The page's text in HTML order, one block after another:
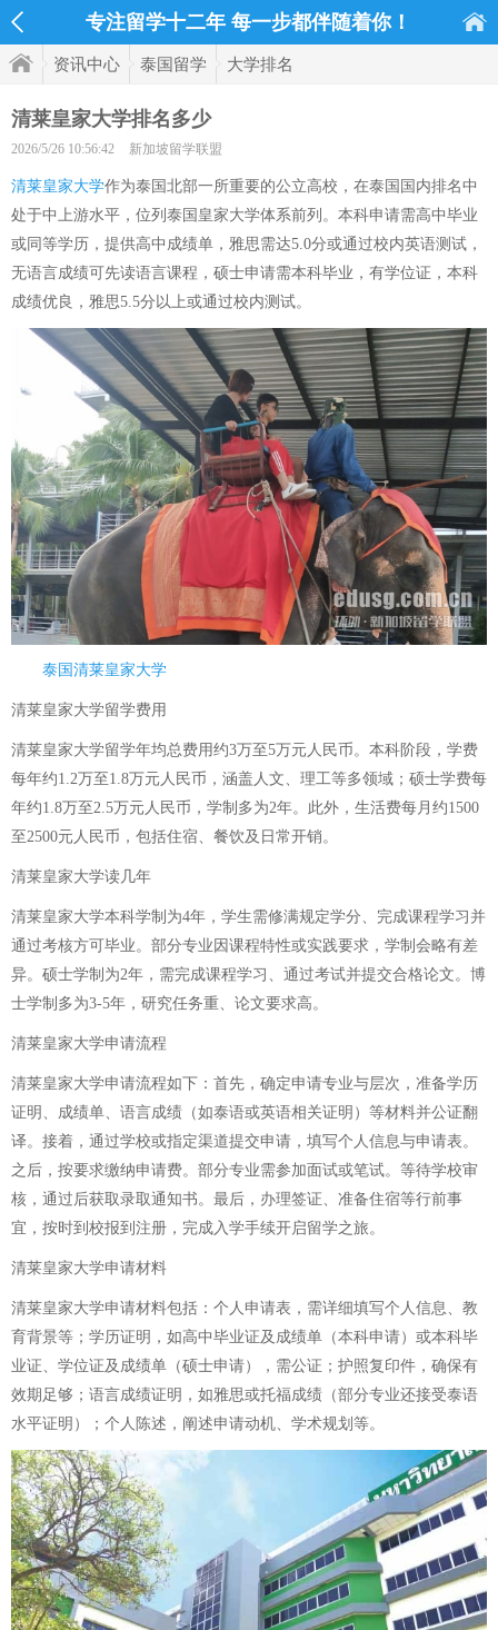
专注留学十二年 每一步都伴随着你！
资讯中心 泰国留学 大学排名
清莱皇家大学排名多少
2026/5/26 10:56:42 新加坡留学联盟
清莱皇家大学作为泰国北部一所重要的公立高校，在泰国国内排名中
处于中上游水平，位列泰国皇家大学体系前列。本科申请需高中毕业
或同等学历，提供高中成绩单，雅思需达5.0分或通过校内英语测试，
无语言成绩可先读语言课程，硕士申请需本科毕业，有学位证，本科
成绩优良，雅思5.5分以上或通过校内测试。
泰国清莱皇家大学
清莱皇家大学留学费用
清莱皇家大学留学年均总费用约3万至5万元人民币。本科阶段，学费
每年约1.2万至1.8万元人民币，涵盖人文、理工等多领域；硕士学费每
年约1.8万至2.5万元人民币，学制多为2年。此外，生活费每月约1500
至2500元人民币，包括住宿、餐饮及日常开销。
清莱皇家大学读几年
清莱皇家大学本科学制为4年，学生需修满规定学分、完成课程学习并
通过考核方可毕业。部分专业因课程特性或实践要求，学制会略有差
异。硕士学制为2年，需完成课程学习、通过考试并提交合格论文。博
士学制多为3-5年，研究任务重、论文要求高。
清莱皇家大学申请流程
清莱皇家大学申请流程如下：首先，确定申请专业与层次，准备学历
证明、成绩单、语言成绩（如泰语或英语相关证明）等材料并公证翻
译。接着，通过学校或指定渠道提交申请，填写个人信息与申请表。
之后，按要求缴纳申请费。部分专业需参加面试或笔试。等待学校审
核，通过后获取录取通知书。最后，办理签证、准备住宿等行前事
宜，按时到校报到注册，完成入学手续开启留学之旅。
清莱皇家大学申请材料
清莱皇家大学申请材料包括：个人申请表，需详细填写个人信息、教
育背景等；学历证明，如高中毕业证及成绩单（本科申请）或本科毕
业证、学位证及成绩单（硕士申请），需公证；护照复印件，确保有
效期足够；语言成绩证明，如雅思或托福成绩（部分专业还接受泰语
水平证明）；个人陈述，阐述申请动机、学术规划等。